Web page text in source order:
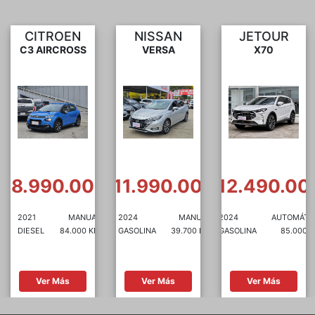
NISSAN
VERSA
2024
GASOLINA
MANUAL
39.700 KM
Ver Más
JETOUR
X70
$12.490.000
2024
GASOLINA
AUTOMÁTICA
85.000 KM
Ver Más
SUZUKI
DZIRE
2021
GASOLINA
61.480
Ver Más